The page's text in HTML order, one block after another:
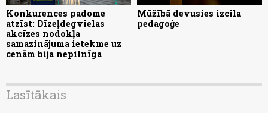
Konkurences padome
atzīst: Dīzeļdegvielas
akcīzes nodokļa
samazinājuma ietekme uz
cenām bija nepilnīga
Mūžībā devusies izcila
pedagoģe
Lasītākais